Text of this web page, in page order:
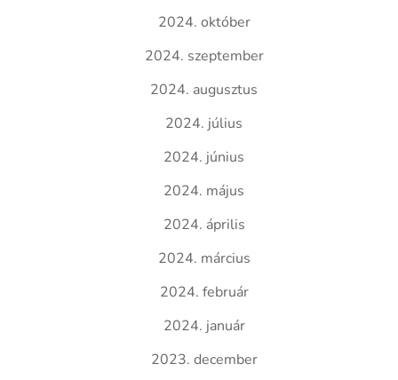
2024. október
2024. szeptember
2024. augusztus
2024. július
2024. június
2024. május
2024. április
2024. március
2024. február
2024. január
2023. december